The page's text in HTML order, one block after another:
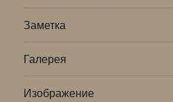
Заметка
Галерея
Изображение